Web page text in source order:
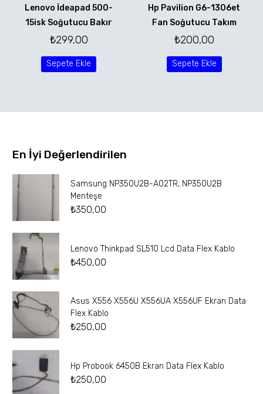
Lenovo İdeapad 500-
15isk Soğutucu Bakır
₺299,00
Sepete Ekle
Hp Pavilion G6-1306et
Fan Soğutucu Takım
₺200,00
Sepete Ekle
En İyi Değerlendirilen
Samsung NP350U2B-A02TR, NP350U2B
Menteşe
₺350,00
Lenovo Thinkpad SL510 Lcd Data Flex Kablo
₺450,00
Asus X556 X556U X556UA X556UF Ekran Data
Flex Kablo
₺250,00
Hp Probook 6450B Ekran Data Flex Kablo
₺250,00